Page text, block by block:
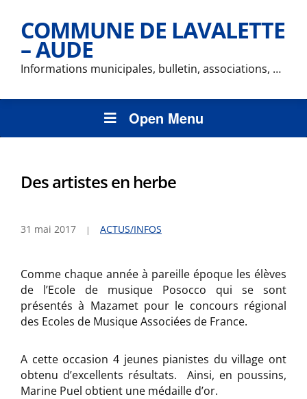
COMMUNE DE LAVALETTE
– AUDE
Informations municipales, bulletin, associations, …
Open Menu
Des artistes en herbe
31 mai 2017 ACTUS/INFOS
Comme chaque année à pareille époque les élèves
de l’Ecole de musique Posocco qui se sont
présentés à Mazamet pour le concours régional
des Ecoles de Musique Associées de France.
A cette occasion 4 jeunes pianistes du village ont
obtenu d’excellents résultats. Ainsi, en poussins,
Marine Puel obtient une médaille d’or.